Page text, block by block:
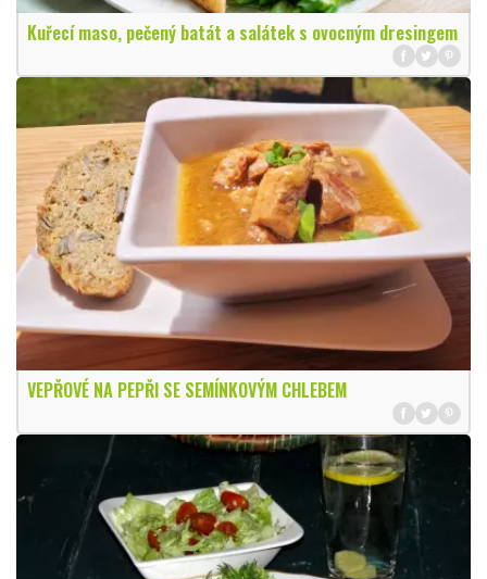
Kuřecí maso, pečený batát a salátek s ovocným dresingem
VEPŘOVÉ NA PEPŘI SE SEMÍNKOVÝM CHLEBEM